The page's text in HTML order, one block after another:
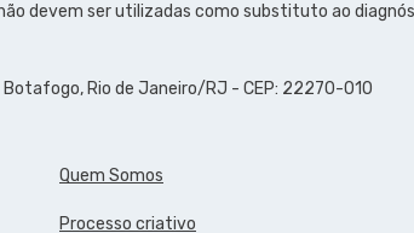
devem ser utilizadas como substituto ao
Botafogo, Rio de Janeiro/RJ - CEP: 22270-010
Quem Somos
Processo criativo